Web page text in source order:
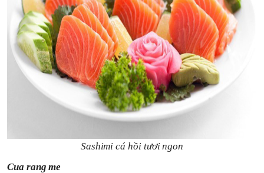
Sashimi cá hồi tươi ngon
Cua rang me